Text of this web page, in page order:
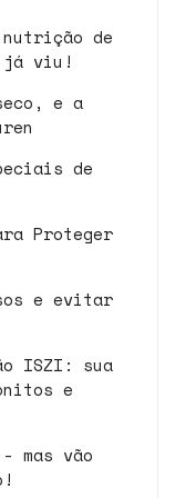
de
já viu!
e a
de
Proteger
e evitar
ISZI: sua
e
mas vão